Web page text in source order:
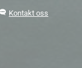
Kontakt oss